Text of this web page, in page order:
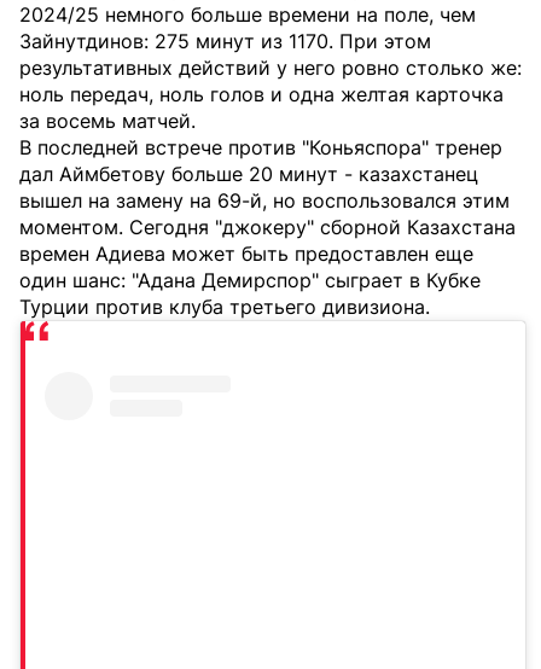
2024/25 немного больше времени на поле, чем
Зайнутдинов: 275 минут из 1170. При этом
результативных действий у него ровно столько же:
ноль передач, ноль голов и одна желтая карточка
за восемь матчей.
В последней встрече против "Коньяспора" тренер
дал Аймбетову больше 20 минут - казахстанец
вышел на замену на 69-й, но воспользовался этим
моментом. Сегодня "джокеру" сборной Казахстана
времен Адиева может быть предоставлен еще
один шанс: "Адана Демирспор" сыграет в Кубке
Турции против клуба третьего дивизиона.